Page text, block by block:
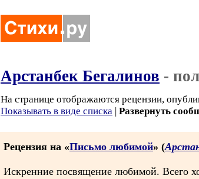
Арстанбек Бегалинов -
На странице отображаются рецензии,
Показывать в виде списка | Развернуть
Рецензия на «Письмо любимой» (
Искренние посвящение любимой. Всего